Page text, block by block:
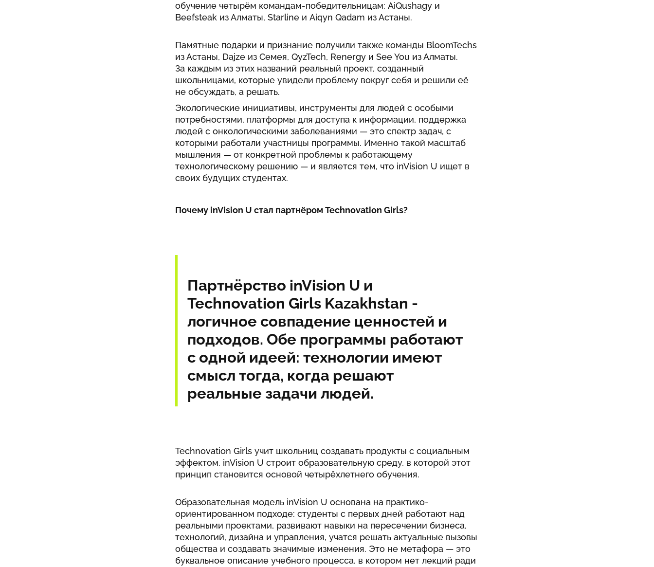
обучение четырём командам-победительницам: AiQushagy и
Beefsteak из Алматы, Starline и Aiqyn Qadam из Астаны.
Памятные подарки и признание получили также команды BloomTechs
из Астаны, Dajze из Семея, QyzTech, Renergy и See You из Алматы.
За каждым из этих названий реальный проект, созданный
школьницами, которые увидели проблему вокруг себя и решили её
не обсуждать, а решать.
Экологические инициативы, инструменты для людей с особыми
потребностями, платформы для доступа к информации, поддержка
людей с онкологическими заболеваниями — это спектр задач, с
которыми работали участницы программы. Именно такой масштаб
мышления — от конкретной проблемы к работающему
технологическому решению — и является тем, что inVision U ищет в
своих будущих студентах.
Почему inVision U стал партнёром Technovation Girls?
Партнёрство inVision U и
Technovation Girls Kazakhstan -
логичное совпадение ценностей и
подходов. Обе программы работают
с одной идеей: технологии имеют
смысл тогда, когда решают
реальные задачи людей.
Technovation Girls учит школьниц создавать продукты с социальным
эффектом. inVision U строит образовательную среду, в которой этот
принцип становится основой четырёхлетнего обучения.
Образовательная модель inVision U основана на практико-
ориентированном подходе: студенты с первых дней работают над
реальными проектами, развивают навыки на пересечении бизнеса,
технологий, дизайна и управления, учатся решать актуальные вызовы
общества и создавать значимые изменения. Это не метафора — это
буквальное описание учебного процесса, в котором нет лекций ради